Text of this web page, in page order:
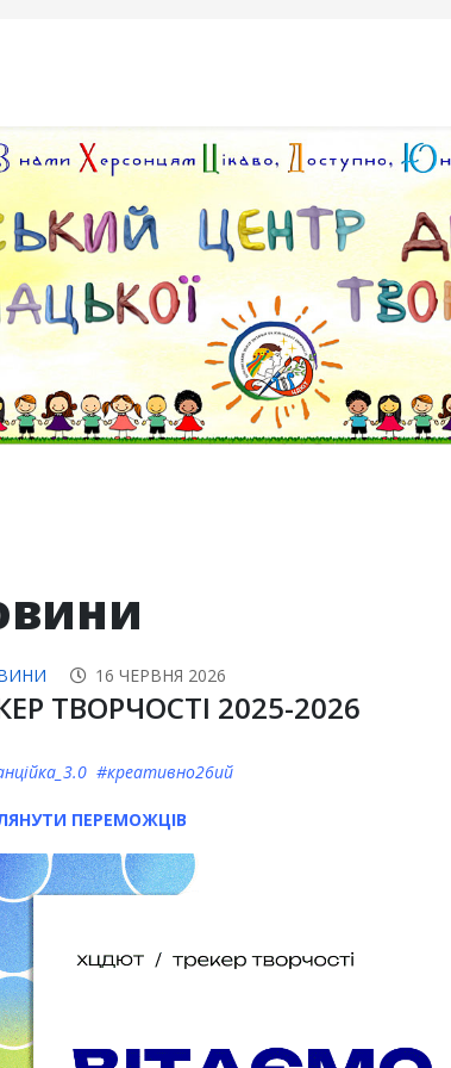
16 ЧЕРВНЯ 2026
ТВОРЧОСТІ 2025-2026
#креативно26ий
ПЕРЕМОЖЦІВ